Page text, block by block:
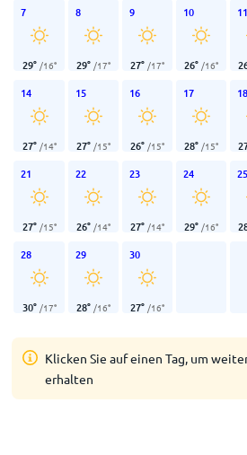
7
29° /16°
8
29° /17°
9
27° /17°
10
26° /16°
11
14
27° /14°
15
27° /15°
16
26° /15°
17
28° /15°
18
21
27° /15°
22
26° /14°
23
27° /14°
24
29° /16°
25
28
30° /17°
29
28° /16°
30
27° /16°
Klicken Sie auf einen Tag, um
erhalten